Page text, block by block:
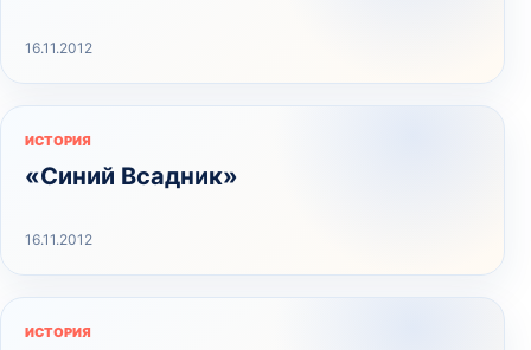
16.11.2012
ИСТОРИЯ
«Синий Всадник»
16.11.2012
ИСТОРИЯ